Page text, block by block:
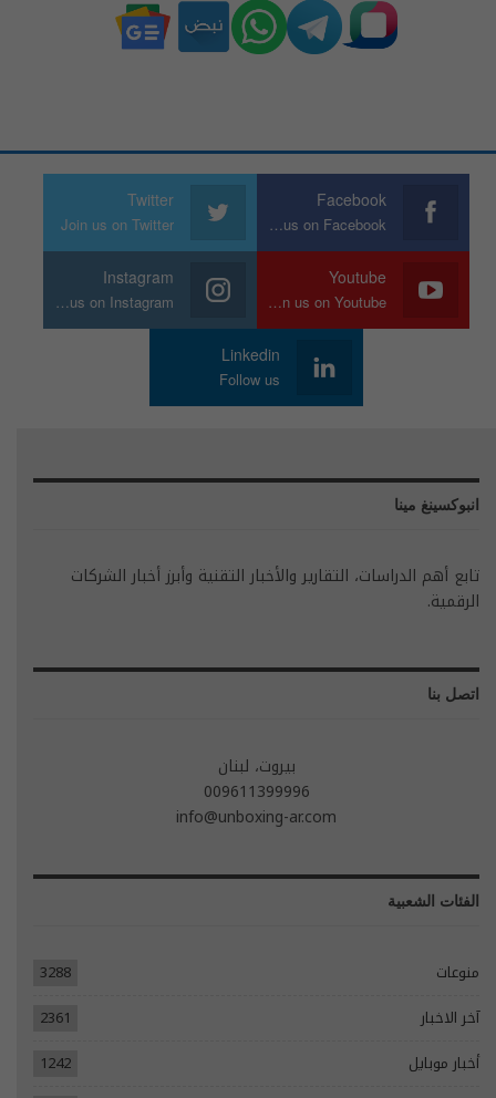
Facebook
Join us on Facebook
Twitter
Join us on Twitter
Youtube
Join us on Youtube
Instagram
Join us on Instagram
Linkedin
Follow us
انبوكسينغ مينا
تابع أهم الدراسات، التقارير والأخبار التقنية وأبرز أخبار الشركات
الرقمية.
اتصل بنا
بيروت، لبنان
009611399996
info@unboxing-ar.com
الفئات الشعبية
منوعات
3288
آخر الاخبار
2361
أخبار موبايل
1242